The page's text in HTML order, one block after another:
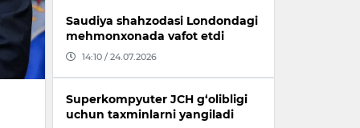
Saudiya shahzodasi Londondagi
mehmonxonada vafot etdi
14:10 / 24.07.2026
Superkompyuter JCH g‘olibligi
uchun taxminlarni yangiladi